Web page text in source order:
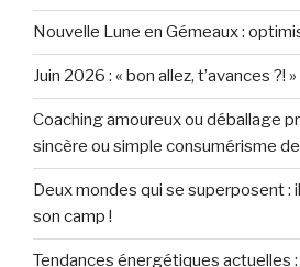
Nouvelle Lune en Gémeaux :
Juin 2026 : « bon allez, t’avances ?! »
Coaching amoureux ou déballage
sincère ou simple consumérisme de
Deux mondes qui se superposent :
son camp !
Tendances énergétiques actuelles